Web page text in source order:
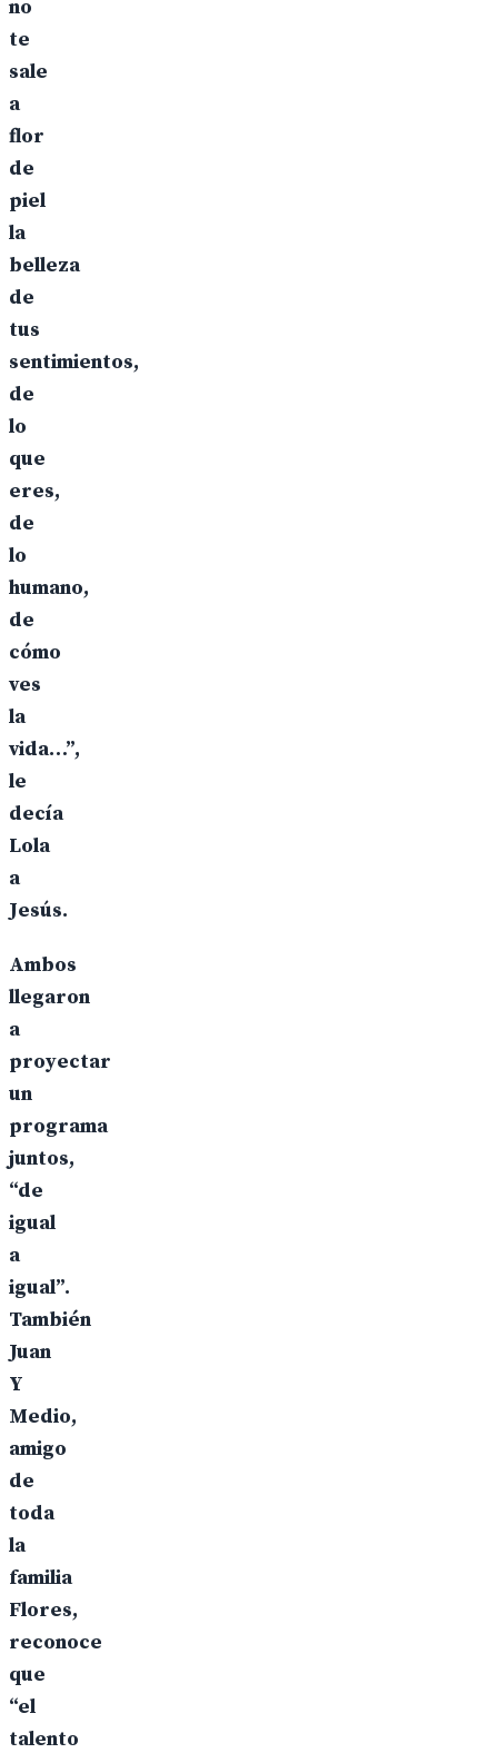
no
te
sale
a
flor
de
piel
la
belleza
de
tus
sentimientos,
de
lo
que
eres,
de
lo
humano,
de
cómo
ves
la
vida…”,
le
decía
Lola
a
Jesús.
Ambos
llegaron
a
proyectar
un
programa
juntos,
“de
igual
a
igual”.
También
Juan
Y
Medio,
amigo
de
toda
la
familia
Flores,
reconoce
que
“el
talento